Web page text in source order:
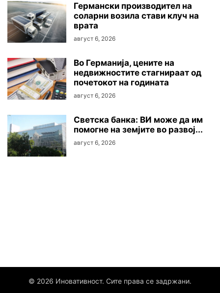
Германски производител на
соларни возила стави клуч на
врата
август 6, 2026
Во Германија, цените на
недвижностите стагнираат од
почетокот на годината
август 6, 2026
Светска банка: ВИ може да им
помогне на земјите во развој...
август 6, 2026
© 2026 Иновативност. Сите права се задржани.